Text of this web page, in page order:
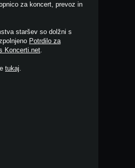
za koncert, prevoz in
staršev so dolžni s
Potrdilo za
Koncerti.net.
tukaj.